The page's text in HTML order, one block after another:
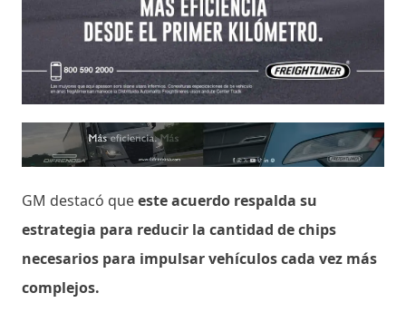
GM destacó queeste acuerdo respalda su
estrategia para reducir la cantidad de chips
necesarios para impulsar vehículos cada vez más
complejos.